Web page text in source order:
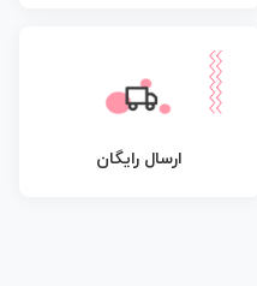
ارسال رایگان